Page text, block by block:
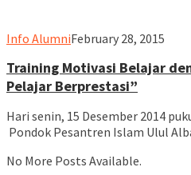
Info Alumniululalbablampung
February 28, 2015
Training Motivasi Belajar
Pelajar Berprestasi”
Hari senin, 15 Desember 2014
Pondok Pesantren Islam Ulul
No More Posts Available.